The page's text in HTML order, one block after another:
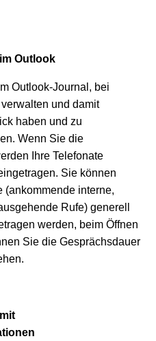
Groups Skins
Outlook
Outlook-Journal, bei
und damit
haben und zu
Wenn Sie die
Ihre Telefonate
Sie können
(ankommende interne,
Rufe) generell
werden, beim Öffnen
Sie die Gesprächsdauer